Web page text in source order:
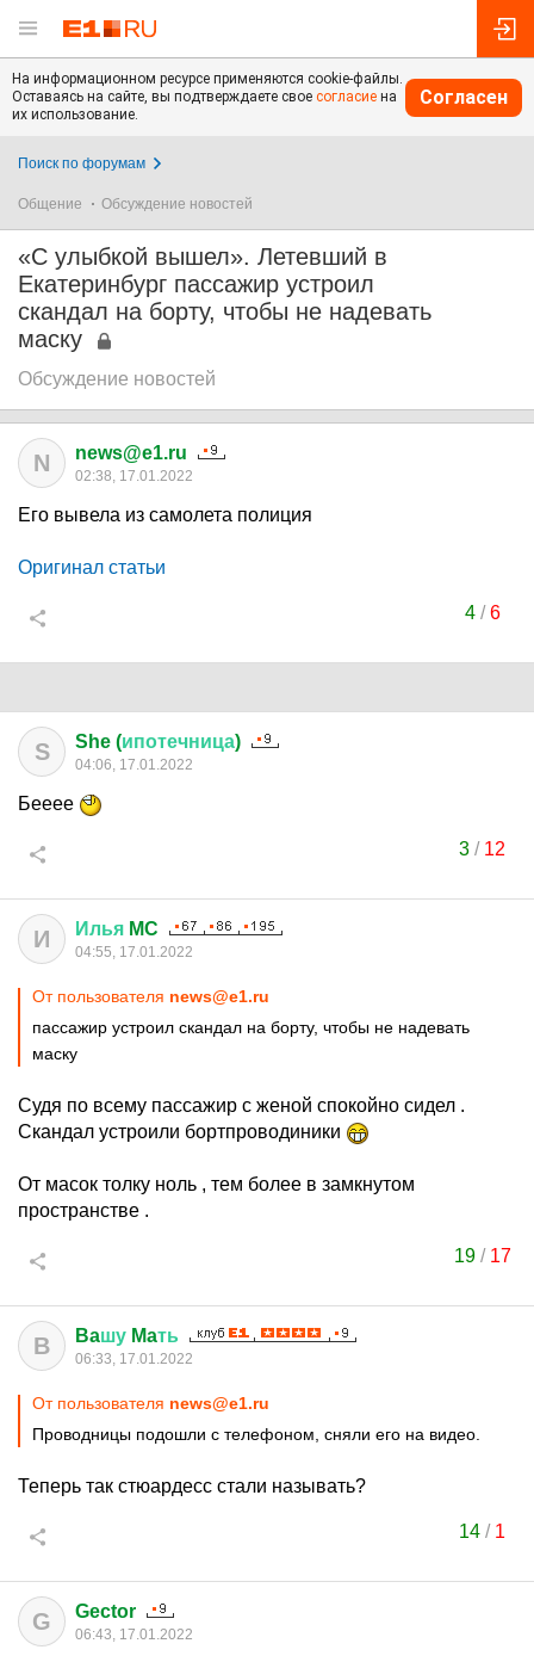
На информационном ресурсе применяются cookie-файлы.
Оставаясь на сайте, вы подтверждаете свое согласие на
их использование.
Согласен
Поиск по форумам
Общение Обсуждение новостей
«С улыбкой вышел». Летевший в
Екатеринбург пассажир устроил
скандал на борту, чтобы не надевать
маску
Обсуждение новостей
N news@e1.ru
02:38, 17.01.2022
Его вывела из самолета полиция
Оригинал статьи
4/6
S She (ипотечница)
04:06, 17.01.2022
Бееее
3 / 12
И Илья MC
04:55, 17.01.2022
От пользователя news@e1.ru
пассажир устроил скандал на борту, чтобы не надевать
маску
Судя по всему пассажир с женой спокойно сидел .
Скандал устроили бортпроводиники
От масок толку ноль , тем более в замкнутом
пространстве .
19/ 17
B Baшу Maть
06:33, 17.01.2022
От пользователя news@e1.ru
Проводницы подошли с телефоном, сняли его на видео.
Теперь так стюардесс стали называть?
14 / 1
G Gector
06:43, 17.01.2022